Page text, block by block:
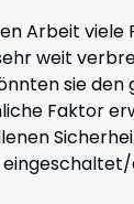
Arbeit viele
weit
sie
Faktor